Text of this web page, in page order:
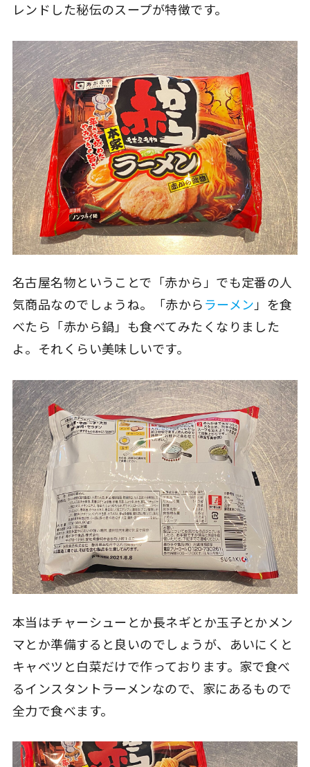
レンドした秘伝のスープが特徴です。
名古屋名物ということで「赤から」でも定番の人
気商品なのでしょうね。「赤から ラーメン」を食
べたら「赤から鍋」も食べてみたくなりました
よ。それくらい美味しいです。
本当はチャーシューとか長ネギとか玉子とかメン
マとか準備すると良いのでしょうが、あいにくと
キャベツと白菜だけで作っております。家で食べ
るインスタントラーメンなので、家にあるもので
全力で食べます。